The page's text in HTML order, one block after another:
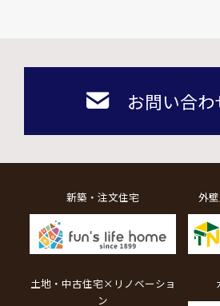
お問い合わ
新築・注文住宅 外
土地・中古住宅×リノベーショ
ン